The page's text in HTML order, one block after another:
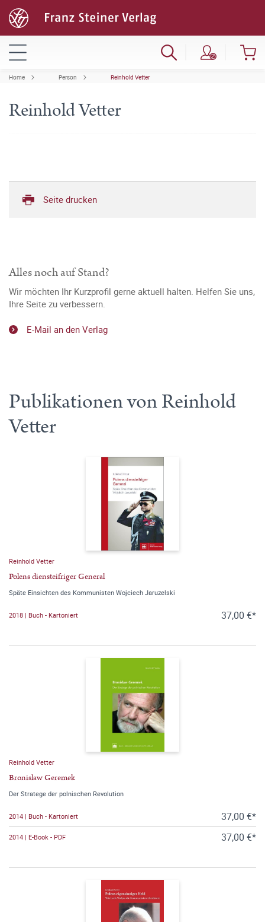
Home Person Reinhold Vetter
Reinhold Vetter
Seite drucken
Alles noch auf Stand?
Wir möchten Ihr Kurzprofil gerne aktuell halten. Helfen Sie uns,
Ihre Seite zu verbessern.
E-Mail an den Verlag
Publikationen von Reinhold
Vetter
Reinhold Vetter
Polens diensteifriger General
Späte Einsichten des Kommunisten Wojciech Jaruzelski
2018 | Buch - Kartoniert 37,00 €*
Reinhold Vetter
Bronislaw Geremek
Der Stratege der polnischen Revolution
2014 | Buch - Kartoniert 37,00 €*
2014 | E-Book - PDF 37,00 €*